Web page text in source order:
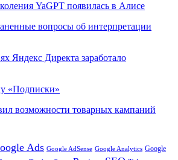
YaGPT появилась в Алисе
вопросы об интерпретации
Яндекс Директа заработало
«Подписки»
возможности товарных кампаний
Ads Google AdSense Google Analytics Google